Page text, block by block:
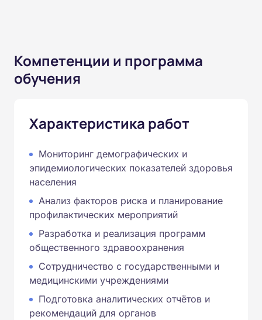
Компетенции и программа
обучения
Характеристика работ
Мониторинг демографических и
эпидемиологических показателей здоровья
населения
Анализ факторов риска и планирование
профилактических мероприятий
Разработка и реализация программ
общественного здравоохранения
Сотрудничество с государственными и
медицинскими учреждениями
Подготовка аналитических отчётов и
рекомендаций для органов